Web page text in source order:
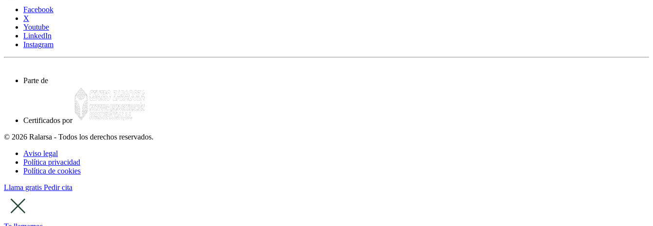
Facebook
X
Youtube
LinkedIn
Instagram
Parte de
Certificados por
© 2026 Ralarsa - Todos los derechos reservados.
Aviso legal
Política privacidad
Política de cookies
Llama gratis Pedir cita